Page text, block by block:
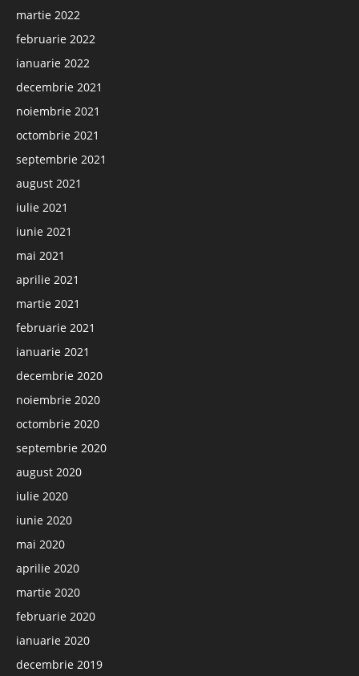
martie 2022
februarie 2022
ianuarie 2022
decembrie 2021
noiembrie 2021
octombrie 2021
septembrie 2021
august 2021
iulie 2021
iunie 2021
mai 2021
aprilie 2021
martie 2021
februarie 2021
ianuarie 2021
decembrie 2020
noiembrie 2020
octombrie 2020
septembrie 2020
august 2020
iulie 2020
iunie 2020
mai 2020
aprilie 2020
martie 2020
februarie 2020
ianuarie 2020
decembrie 2019